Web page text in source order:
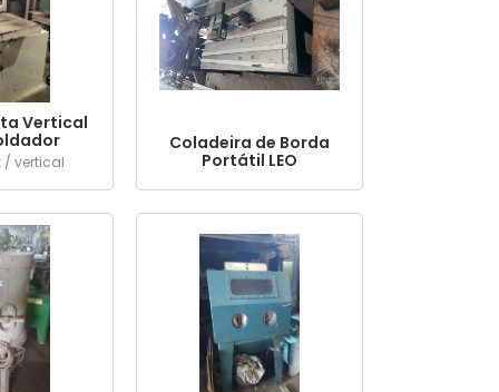
Vertical
/ vertical
Coladeira de Borda
Portátil LEO